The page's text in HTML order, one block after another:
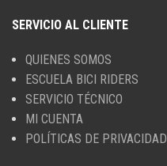
SERVICIO AL CLIENTE
QUIENES SOMOS
ESCUELA BICI RIDERS
SERVICIO TÉCNICO
MI CUENTA
POLÍTICAS DE PRIVACIDAD